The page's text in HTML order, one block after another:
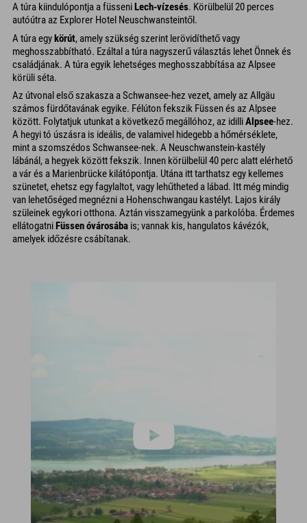
A túra kiindulópontja a füsseniLech-vízesés. Körülbelül 20 perces
autóútra az Explorer Hotel Neuschwansteintől.
A túra egykörút, amely szükség szerint lerövidíthető vagy
meghosszabbítható. Ezáltal a túra nagyszerű választás lehet Önnek és
családjának. A túra egyik lehetséges meghosszabbítása az Alpsee
körüli séta.
Az útvonal első szakasza a Schwansee-hez vezet, amely az Allgäu
számos fürdőtavának egyike. Félúton fekszik Füssen és az Alpsee
között. Folytatjuk utunkat a következő megállóhoz, az idilliAlpsee-hez.
A hegyi tó úszásra is ideális, de valamivel hidegebb a hőmérséklete,
mint a szomszédos Schwansee-nek. A Neuschwanstein-kastély
lábánál, a hegyek között fekszik. Innen körülbelül 40 perc alatt elérhető
a vár és a Marienbrücke kilátópontja. Utána itt tarthatsz egy kellemes
szünetet, ehetsz egy fagylaltot, vagy lehűtheted a lábad. Itt még mindig
van lehetőséged megnézni a Hohenschwangau kastélyt. Lajos király
szüleinek egykori otthona. Aztán visszamegyünk a parkolóba. Érdemes
ellátogatniFüssen óvárosába is; vannak kis, hangulatos kávézók,
amelyek időzésre csábítanak.